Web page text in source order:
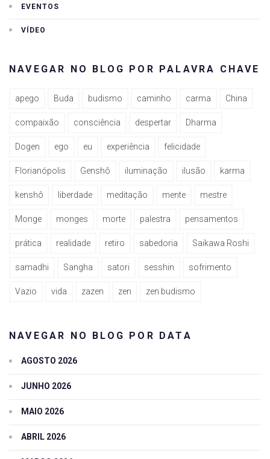
EVENTOS
VÍDEO
NAVEGAR NO BLOG POR PALAVRA CHAVE
apego Buda budismo caminho carma China
compaixão consciência despertar Dharma
Dogen ego eu experiência felicidade
Florianópolis Genshô iluminação ilusão karma
kenshô liberdade meditação mente mestre
Monge monges morte palestra pensamentos
prática realidade retiro sabedoria Saikawa Roshi
samadhi Sangha satori sesshin sofrimento
Vazio vida zazen zen zen budismo
NAVEGAR NO BLOG POR DATA
AGOSTO 2026
JUNHO 2026
MAIO 2026
ABRIL 2026